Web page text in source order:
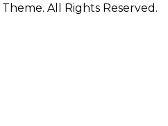
All Rights Reserved.